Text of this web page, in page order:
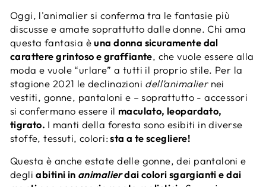
Oggi, l'animalier si conferma tra le fantasie più
discusse e amate soprattutto dalle donne. Chi ama
questa fantasia èuna donna sicuramente dal
carattere grintoso e graffiante, che vuole essere alla
moda e vuole “urlare” a tutti il proprio stile. Per la
stagione 2021 le declinazioni dell’animaliernei
vestiti, gonne, pantaloni e – soprattutto - accessori
si confermano essere il maculato, leopardato,
tigrato. I manti della foresta sono esibiti in diverse
stoffe, tessuti, colori:sta a te scegliere!
Questa è anche estate delle gonne, dei pantaloni e
degliabitini in animalierdai colori sgargianti e dai